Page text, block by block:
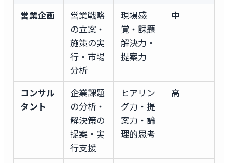
営業企画
営業戦略
の立案・
施策の実
行・市場
分析
現場感
覚・課題
解決力・
提案力
中
コンサル
タント
企業課題
の分析・
解決策の
提案・実
行支援
ヒアリン
グ力・提
案力・論
理的思考
高